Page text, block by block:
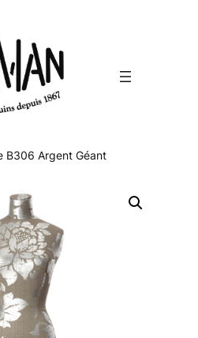
B306 Argent Géant